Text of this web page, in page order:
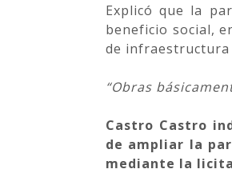
Explicó que la
beneficio social,
de infraestructura
“Obras
Castro Castro
de ampliar la
mediante la